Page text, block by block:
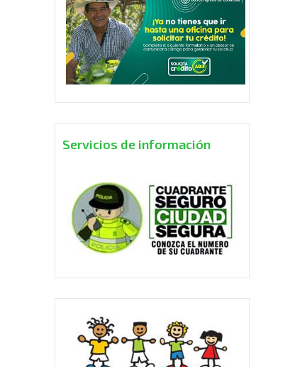
Servicios de información